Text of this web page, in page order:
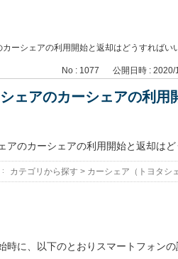
カーシェアの利用開始と返却はどうすればい
No : 1077 公開日時 :
シェアのカーシェアの利
アのカーシェアの利用開始と返却は
: カテゴリから探す > カーシェア（トヨタシ
時に、以下のとおりスマートフォンの